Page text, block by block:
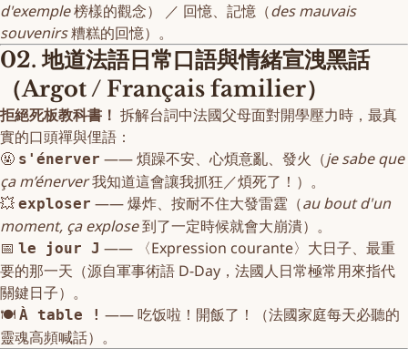
d'exemple榜樣的觀念） ／ 回憶、記憶（des mauvais
souvenirs糟糕的回憶）。
02. 地道法語日常口語與情緒宣洩黑話
（Argot / Français familier）
拒絕死板教科書！ 拆解台詞中法國父母面對開學壓力時，最真
實的口頭禪與俚語：
🤬 s'énerver —— 煩躁不安、心煩意亂、發火（je sabe que
ça m’énerver我知道這會讓我抓狂／煩死了！）。
💥 exploser —— 爆炸、按耐不住大發雷霆（au bout d'un
moment, ça explose到了一定時候就會大崩潰）。
📅 le jour J —— 〈Expression courante〉大日子、最重
要的那一天（源自軍事術語 D-Day，法國人日常極常用來指代
關鍵日子）。
🍽️ À table ! —— 吃饭啦！開飯了！（法國家庭每天必聽的
靈魂高頻喊話）。